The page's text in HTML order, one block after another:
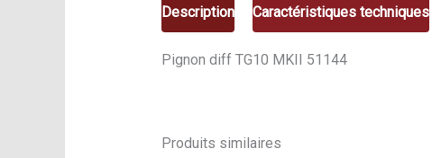
Description Caractéristiques techniques
Pignon diff TG10 MKII 51144
Produits similaires